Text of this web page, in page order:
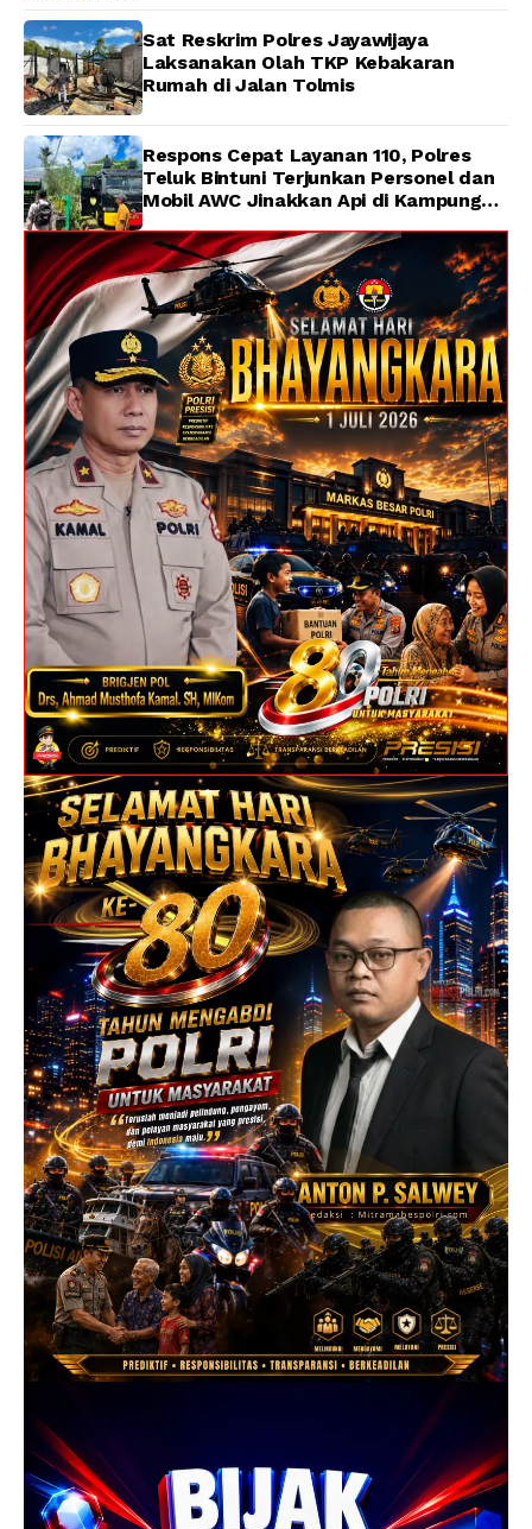
Sat Reskrim Polres Jayawijaya
Laksanakan Olah TKP Kebakaran
Rumah di Jalan Tolmis
Respons Cepat Layanan 110, Polres
Teluk Bintuni Terjunkan Personel dan
Mobil AWC Jinakkan Api di Kampung